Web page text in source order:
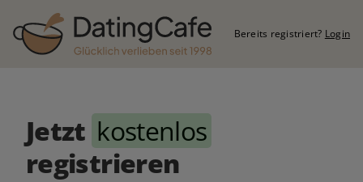
Bereits registriert? Login
Jetzt kostenlos
registrieren